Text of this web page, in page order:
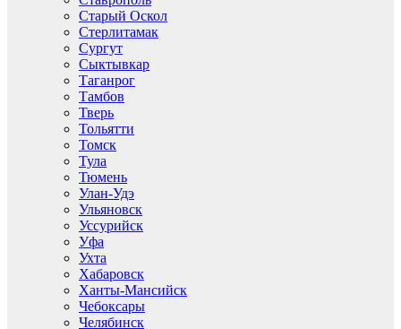
Старый Оскол
Стерлитамак
Сургут
Сыктывкар
Таганрог
Тамбов
Тверь
Тольятти
Томск
Тула
Тюмень
Улан-Удэ
Ульяновск
Уссурийск
Уфа
Ухта
Хабаровск
Ханты-Мансийск
Чебоксары
Челябинск